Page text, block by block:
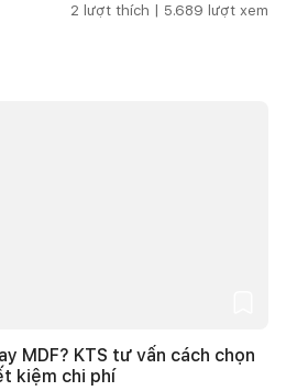
2 lượt thích | 5.689 lượt xem
MDF? KTS tư vấn cách chọn
kiệm chi phí